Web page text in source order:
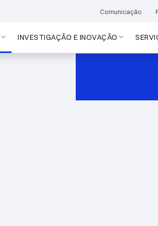
Comunicação
INVESTIGAÇÃO E INOVAÇÃO